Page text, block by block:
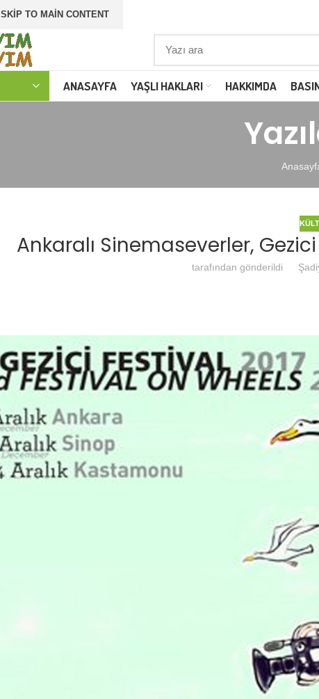
SKIP TO MAIN CONTENT
ANASAYFA YAŞLI HAKLARI HAKKIMDA
Ankaralı Sinemaseverler,
tarafından gönderildi